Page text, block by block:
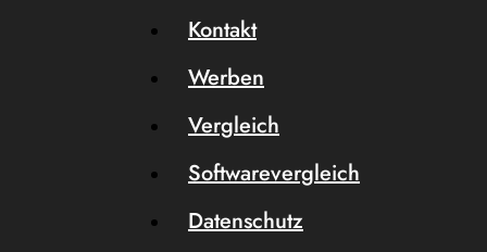
Kontakt
Werben
Vergleich
Softwarevergleich
Datenschutz